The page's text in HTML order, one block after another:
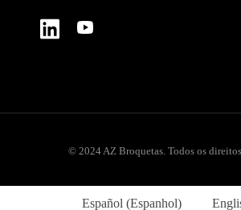
© 2024 AZ Broquetas. Todos os direitos
Español (Espanhol)